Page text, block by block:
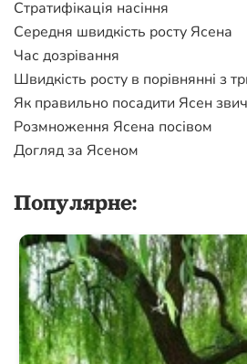
Стратифікація насіння
Середня швидкість росту Ясена
Час дозрівання
Швидкість росту в порівнянні з
Як правильно посадити Ясен
Розмноження Ясена посівом
Догляд за Ясеном
Популярне: